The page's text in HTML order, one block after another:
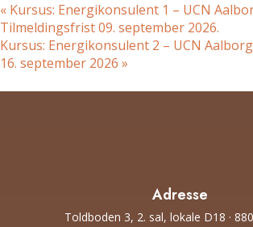
« Kursus: Energikonsulent 1 – UCN
Tilmeldingsfrist 09. september 2026.
Kursus: Energikonsulent 2 – UCN
16. september 2026 »
Adresse
Toldboden 3, 2. sal, lokale D18 ·